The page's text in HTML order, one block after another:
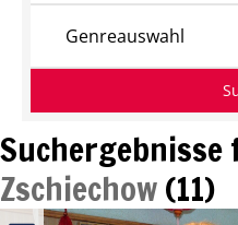
Suchergebnisse
Zschiechow(11)
Genreauswahl